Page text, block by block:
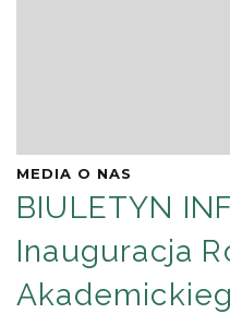
MEDIA O NAS
BIULETYN
Inauguracja